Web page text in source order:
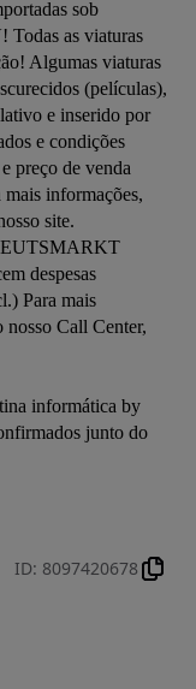
sob
as viaturas
Algumas viaturas
(películas),
e inserido por
e condições
preço de venda
informações,
site.
despesas
Para mais
nosso Call Center,
junto do
ID: 8097420678